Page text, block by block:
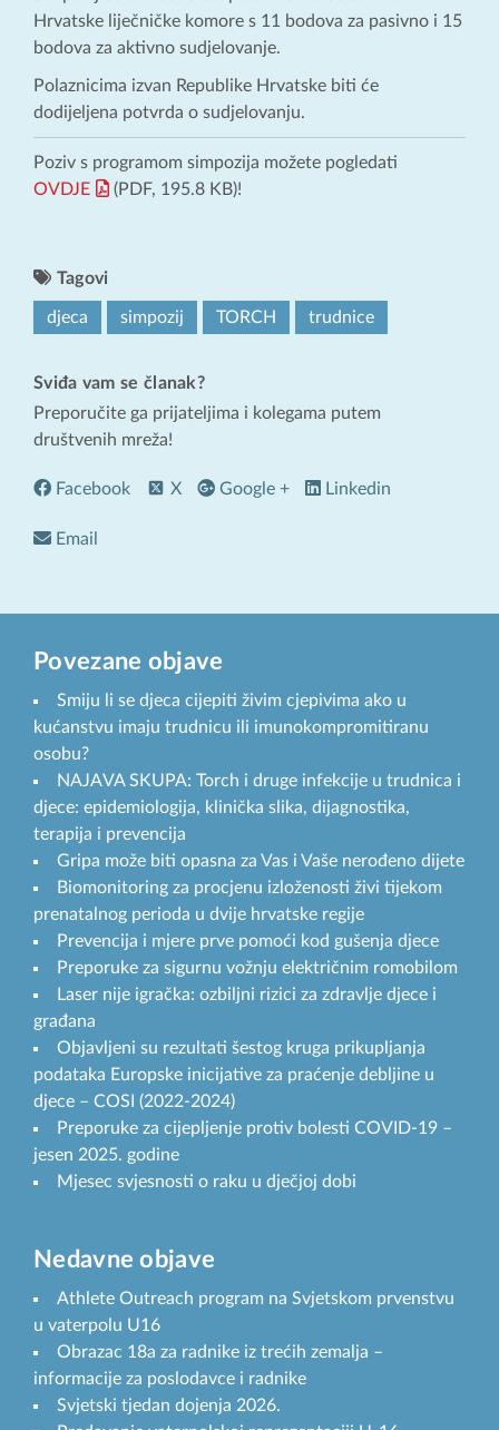
Hrvatske liječničke komore s 11 bodova za pasivno i 15
bodova za aktivno sudjelovanje.
Polaznicima izvan Republike Hrvatske biti će
dodijeljena potvrda o sudjelovanju.
Poziv s programom simpozija možete pogledati
OVDJE
(PDF, 195.8 KB)!
Tagovi
djeca simpozij TORCH trudnice
Sviđa vam se članak?
Preporučite ga prijateljima i kolegama putem
društvenih mreža!
Facebook X Google + Linkedin
Email
Povezane objave
Smiju li se djeca cijepiti živim cjepivima ako u
kućanstvu imaju trudnicu ili imunokompromitiranu
osobu?
NAJAVA SKUPA: Torch i druge infekcije u trudnica i
djece: epidemiologija, klinička slika, dijagnostika,
terapija i prevencija
Gripa može biti opasna za Vas i Vaše nerođeno dijete
Biomonitoring za procjenu izloženosti živi tijekom
prenatalnog perioda u dvije hrvatske regije
Prevencija i mjere prve pomoći kod gušenja djece
Preporuke za sigurnu vožnju električnim romobilom
Laser nije igračka: ozbiljni rizici za zdravlje djece i
građana
Objavljeni su rezultati šestog kruga prikupljanja
podataka Europske inicijative za praćenje debljine u
djece – COSI (2022-2024)
Preporuke za cijepljenje protiv bolesti COVID-19 –
jesen 2025. godine
Mjesec svjesnosti o raku u dječjoj dobi
Nedavne objave
Athlete Outreach program na Svjetskom prvenstvu
u vaterpolu U16
Obrazac 18a za radnike iz trećih zemalja –
informacije za poslodavce i radnike
Svjetski tjedan dojenja 2026.